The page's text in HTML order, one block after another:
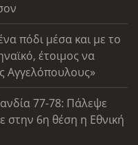
πόδι μέσα και με το
έτοιμος να
Αγγελόπουλους»
77-78: Πάλεψε
στην 6η θέση η Εθνική